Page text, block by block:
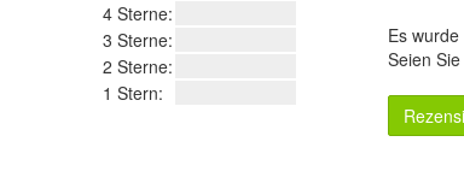
4 Sterne:
3 Sterne:
2 Sterne:
1 Stern:
Es
Seien